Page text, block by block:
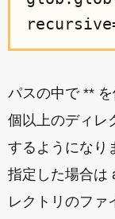
パスの中で **
個以上のディレ
するようになり
指定した場合は
レクトリのファ